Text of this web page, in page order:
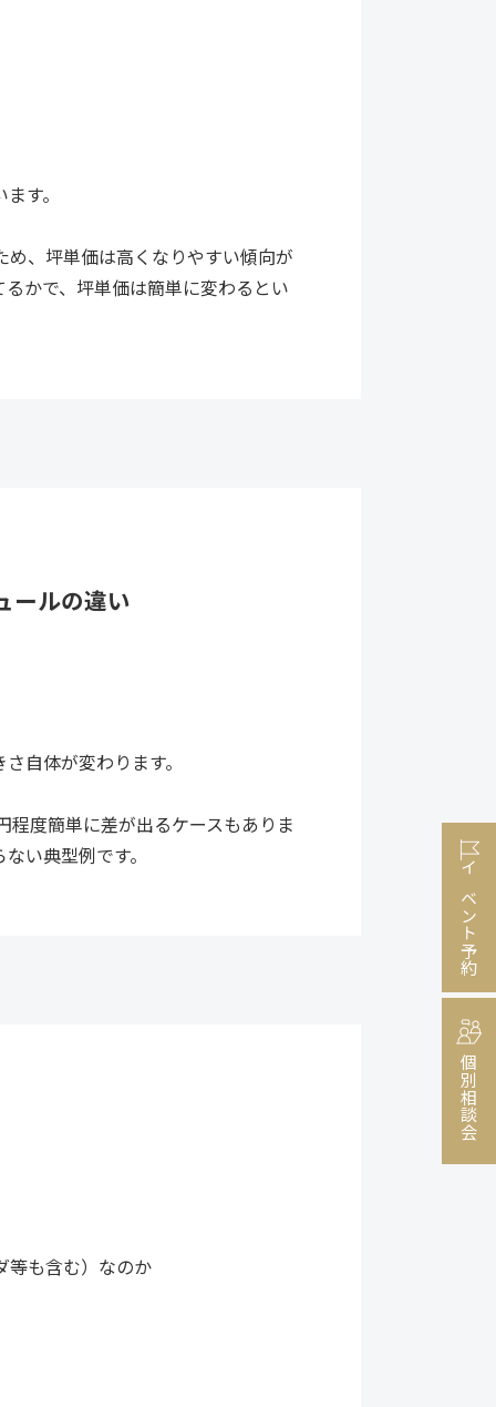
す。
、坪単価は高くなりやすい傾向が
かで、坪単価は簡単に変わるとい
ールの違い
自体が変わります。
度簡単に差が出るケースもありま
い典型例です。
等も含む）なのか
イベント予約
個別相談会